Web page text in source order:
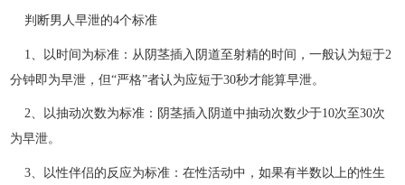
判断男人早泄的4个标准
1、以时间为标准：从阴茎插入阴道至射精的时间，一般认为短于2
分钟即为早泄，但“严格”者认为应短于30秒才能算早泄。
2、以抽动次数为标准：阴茎插入阴道中抽动次数少于10次至30次
为早泄。
3、以性伴侣的反应为标准：在性活动中，如果有半数以上的性生